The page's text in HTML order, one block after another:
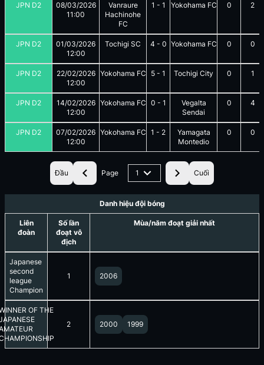
JPN D2
08/03/2026
11:00
Vanraure
Hachinohe
FC
1 - 1 Yokohama FC 0 2
JPN D2
01/03/2026
12:00
Tochigi SC 4 - 0 Yokohama FC 0 0
JPN D2
22/02/2026
12:00
Yokohama FC 5 - 1 Tochigi City 0 1
JPN D2
14/02/2026
12:00
Yokohama FC 0 - 1
Vegalta
Sendai
0 4
JPN D2
07/02/2026
12:00
Yokohama FC 1 - 2
Yamagata
Montedio
0 0
Đầu Page 1 Cuối
Danh hiệu đội bóng
Liên
đoàn
Số lần
đoạt vô
địch
Mùa/năm đoạt giải nhất
Japanese
second
league
Champion
1 2006
OF THE
2 2000 1999